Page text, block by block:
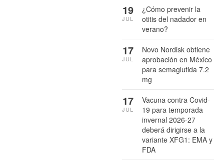
¿Cómo prevenir la
otitis del nadador en
verano?
19
JUL
Novo Nordisk obtiene
aprobación en México
para semaglutida 7.2
mg
17
JUL
Vacuna contra Covid-
19 para temporada
invernal 2026-27
deberá dirigirse a la
variante XFG1: EMA y
FDA
17
JUL